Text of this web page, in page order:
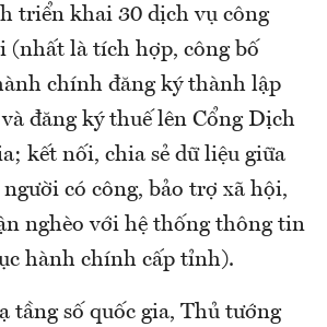
triển khai 30 dịch vụ công
(nhất là tích hợp, công bố
chính đăng ký thành lập
đăng ký thuế lên Cổng Dịch
kết nối, chia sẻ dữ liệu giữa
người có công, bảo trợ xã hội,
nghèo với hệ thống thông tin
hành chính cấp tỉnh).
tầng số quốc gia, Thủ tướng